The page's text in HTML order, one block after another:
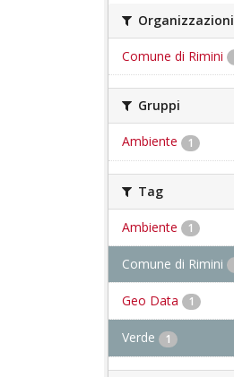
Organizzazioni
Comune di Rimini
Gruppi
Ambiente 1
Tag
Ambiente 1
Comune di Rimini
Geo Data 1
Verde 1